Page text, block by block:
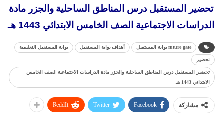
تحضير المستقبل درس المناطق الساحلية والجزر مادة
الدراسات الاجتماعية الصف الخامس الابتدائي 1443 هـ
future gate بوابة المستقبل أهداف بوابة المستقبل بوابة المستقبل التعليمية
تحضير
تحضير المستقبل درس المناطق الساحلية والجزر مادة الدراسات الاجتماعية الصف الخامس
الابتدائي 1443 هـ
مشاركة Facebook
Twitter
ReddIt